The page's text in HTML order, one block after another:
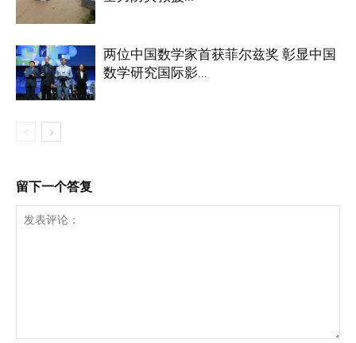
两位中国数学家首获菲尔兹奖 彰显中国
数学研究国际影...
留下一个答复